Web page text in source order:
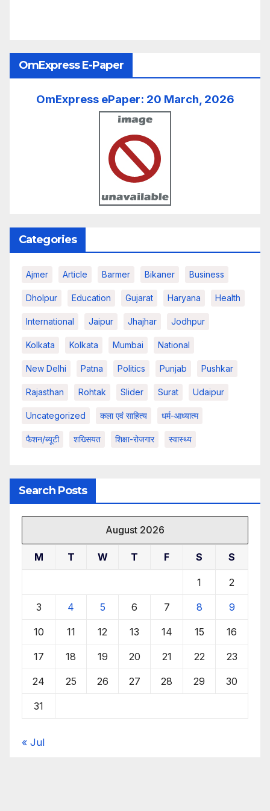
OmExpress E-Paper
OmExpress ePaper: 20 March, 2026
Categories
Ajmer Article Barmer Bikaner Business
Dholpur Education Gujarat Haryana Health
International Jaipur Jhajhar Jodhpur
Kolkata Kolkata Mumbai National
New Delhi Patna Politics Punjab Pushkar
Rajasthan Rohtak Slider Surat Udaipur
Uncategorized कला एवं साहित्य धर्म-आध्यात्म
फैशन/ब्यूटी शख्सियत शिक्षा-रोजगार स्वास्थ्य
Search Posts
August 2026
M T W T F S S
1 2
3 4 5 6 7 8 9
10 11 12 13 14 15 16
17 18 19 20 21 22 23
24 25 26 27 28 29 30
31
« Jul